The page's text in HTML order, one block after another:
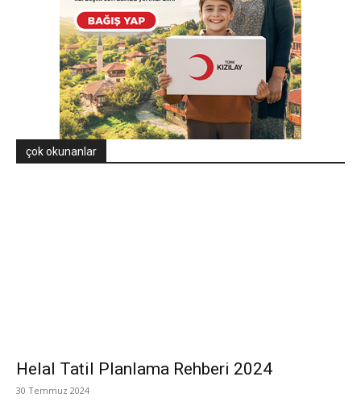
çok okunanlar
Helal Tatil Planlama Rehberi 2024
30 Temmuz 2024